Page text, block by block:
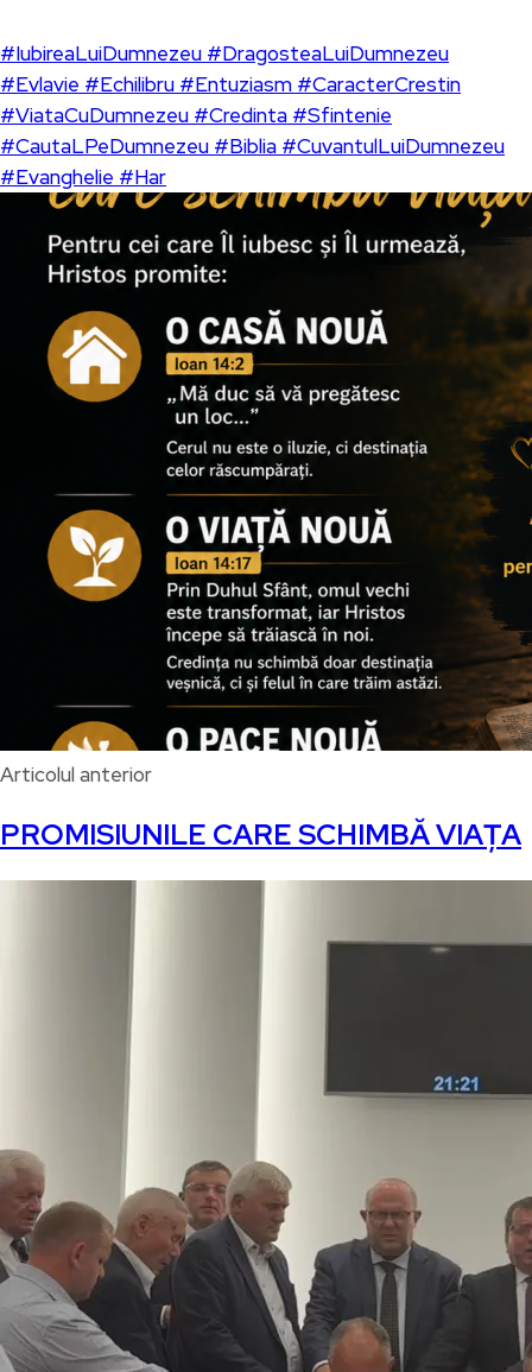
#IubireaLuiDumnezeu #DragosteaLuiDumnezeu
#Evlavie #Echilibru #Entuziasm #CaracterCrestin
#ViataCuDumnezeu #Credinta #Sfintenie
#CautaLPeDumnezeu #Biblia #CuvantulLuiDumnezeu
#Evanghelie #Har
Articolul anterior
PROMISIUNILE CARE SCHIMBĂ VIAȚA